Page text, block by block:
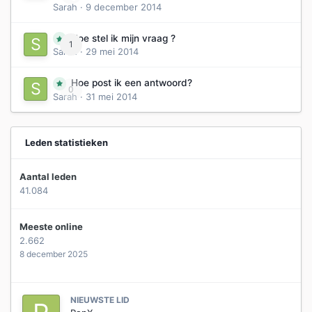
Sarah · 9 december 2014
1
Hoe stel ik mijn vraag ?
Sarah
· 29 mei 2014
0
Hoe post ik een antwoord?
Sarah · 31 mei 2014
Leden statistieken
Aantal leden
41.084
Meeste online
2.662
8 december 2025
NIEUWSTE LID